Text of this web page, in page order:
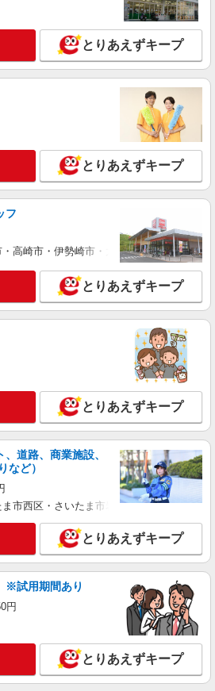
とりあえずキープ
とりあえずキープ
フ
高崎市・伊勢崎市・太田市・館林市・藤
とりあえずキープ
とりあえずキープ
道路、商業施設、
など）
市西区・さいたま市岩槻区・久喜市・蓮田
とりあえずキープ
※試用期間あり
円
とりあえずキープ